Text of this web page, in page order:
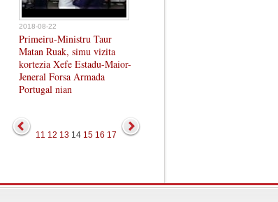
2018-08-22
Primeiru-Ministru Taur
Matan Ruak, simu vizita
kortezia Xefe Estadu-Maior-
Jeneral Forsa Armada
Portugal nian
11 12 13 14 15 16 17